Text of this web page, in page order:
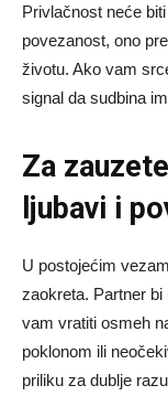
Privlačnost neće
povezanost, ono
životu. Ako vam
signal da sudbina
Za
ljubavi i
U postojećim
zaokreta. Partner
vam vratiti osmeh
poklonom ili
priliku za dublje